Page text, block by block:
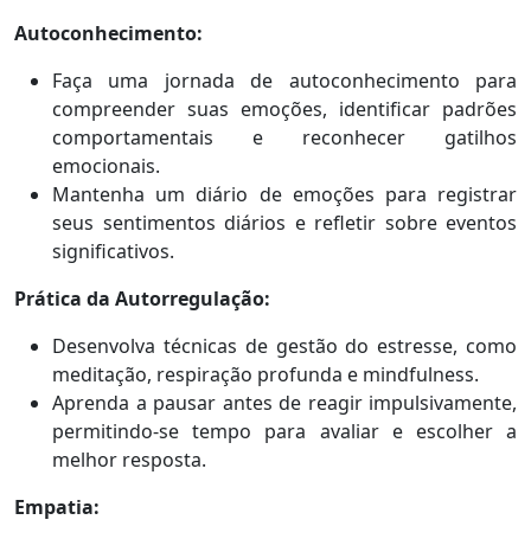
Autoconhecimento:
Faça uma jornada de autoconhecimento para
compreender suas emoções, identificar padrões
comportamentais e reconhecer gatilhos
emocionais.
Mantenha um diário de emoções para registrar
seus sentimentos diários e refletir sobre eventos
significativos.
Prática da Autorregulação:
Desenvolva técnicas de gestão do estresse, como
meditação, respiração profunda e mindfulness.
Aprenda a pausar antes de reagir impulsivamente,
permitindo-se tempo para avaliar e escolher a
melhor resposta.
Empatia: